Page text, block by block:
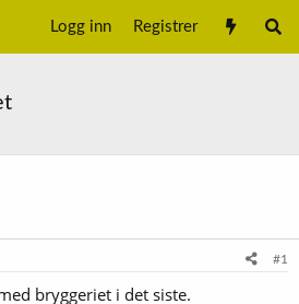
Logg inn Registrer
#1
bryggeriet i det siste.